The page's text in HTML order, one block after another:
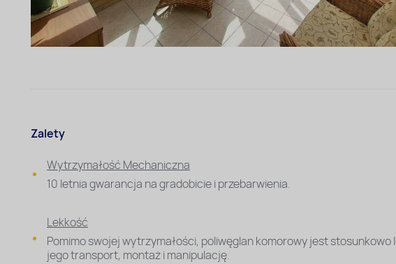
Zalety
Wytrzymałość Mechaniczna
10 letnia gwarancja na gradobicie i przebarwienia.
Lekkość
Pomimo swojej wytrzymałości, poliwęglan komorowy jest stosunkowo
jego transport, montaż i manipulację.